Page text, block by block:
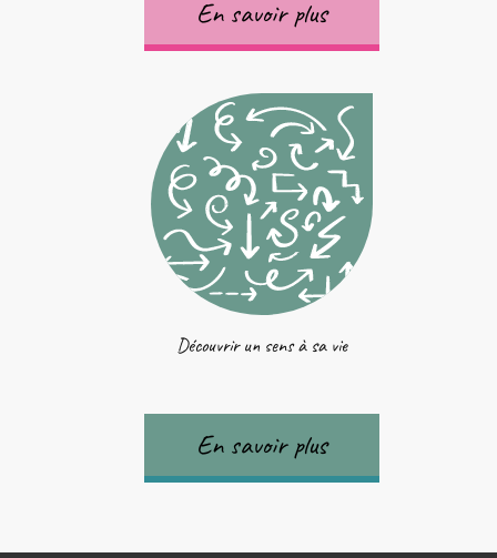
En savoir plus
Découvrir un sens à sa vie
En savoir plus